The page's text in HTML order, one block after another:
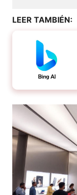
LEER TAMBIÉN: